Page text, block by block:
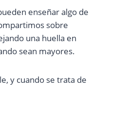
enseñar algo de
sobre
una huella en
sean mayores.
y cuando se trata de